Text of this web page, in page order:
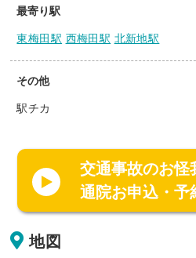
最寄り駅
東梅田駅 西梅田駅 北新地駅
その他
駅チカ
交通事故のお怪
通院お申込・予
地図